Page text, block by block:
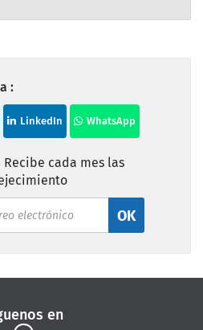
:
LinkedIn WhatsApp
Recibe cada mes las
OK
en